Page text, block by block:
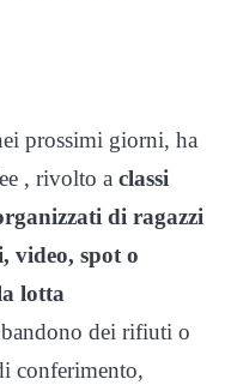
prossimi giorni, ha
, rivolto a classi
di ragazzi
video, spot o
lotta
dei rifiuti o
conferimento,